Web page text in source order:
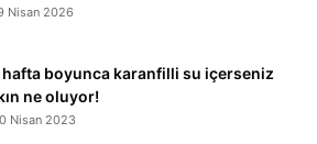
Nisan 2026
hafta boyunca karanfilli su içerseniz
ne oluyor!
Nisan 2023